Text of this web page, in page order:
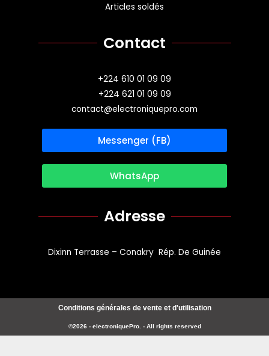
Articles soldés
Contact
+224 610 01 09 09
+224 621 01 09 09
contact@electroniquepro.com
Messenger (FB)
WhatsApp
Adresse
Dixinn Terrasse – Conakry Rép. De Guinée
Conditions générales de vente et d'utilisation
©2026 - electroniquePro. - All rights reserved